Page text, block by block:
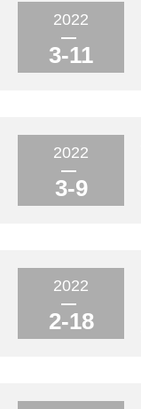
2022
3-11
2022
3-9
2022
2-18